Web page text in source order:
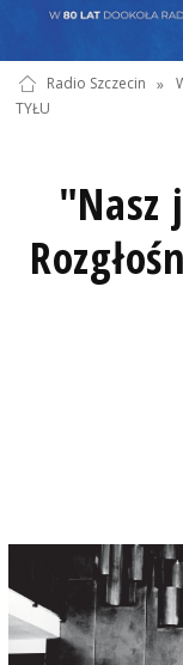
Radio Szczecin »
TYŁU
"Nasz